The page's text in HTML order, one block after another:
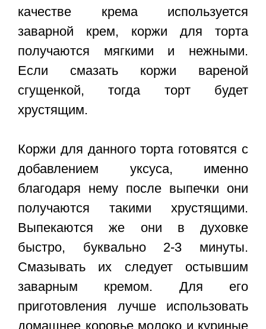
качестве крема используется
заварной крем, коржи для торта
получаются мягкими и нежными.
Если смазать коржи вареной
сгущенкой, тогда торт будет
хрустящим.
Коржи для данного торта готовятся с
добавлением уксуса, именно
благодаря нему после выпечки они
получаются такими хрустящими.
Выпекаются же они в духовке
быстро, буквально 2-3 минуты.
Смазывать их следует остывшим
заварным кремом. Для его
приготовления лучше использовать
домашнее коровье молоко и куриные